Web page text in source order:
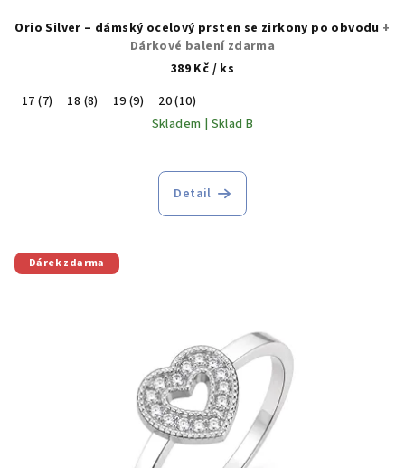
Orio Silver – dámský ocelový prsten se zirkony po obvodu +
Dárkové balení zdarma
389 Kč / ks
17 (7)
18 (8) 19 (9)
20 (10)
Skladem | Sklad B
Detail
Dárek zdarma